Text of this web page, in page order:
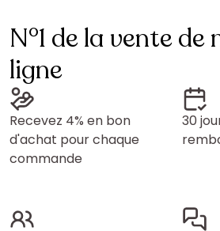
N°1 de la vente
ligne
Recevez 4% en bon
d'achat pour chaque
commande
30